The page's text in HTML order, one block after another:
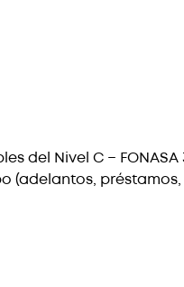
Nivel C − FONASA 3
(adelantos,